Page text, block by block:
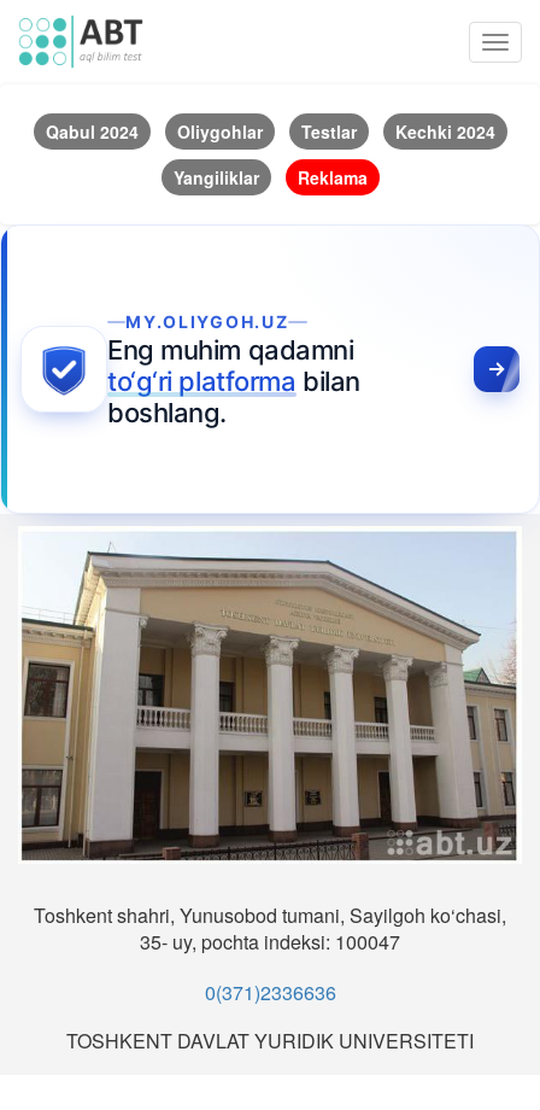
Qabul 2024 Oliygohlar Testlar
Kechki 2024
Yangiliklar
Reklama
MY.OLIYGOH.UZ
Eng muhim qadamni
to‘g‘ri platforma bilan
boshlang.
Toshkent shahri, Yunusobod tumani, Sayilgoh ko‘chasi,
35- uy, pochta indeksi: 100047
0(371)2336636
TOSHKENT DAVLAT YURIDIK UNIVERSITETI